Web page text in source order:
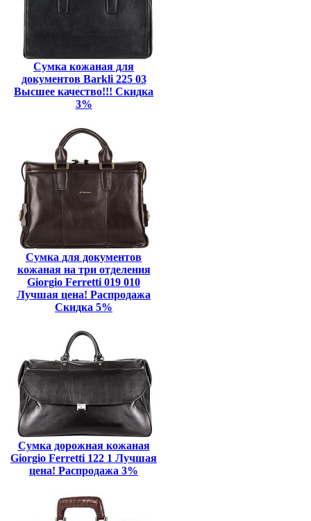
Сумка кожаная для
документов Barkli 225 03
Высшее качество!!! Скидка
3%
Сумка для документов
кожаная на три отделения
Giorgio Ferretti 019 010
Лучшая цена! Распродажа
Скидка 5%
Сумка дорожная кожаная
Giorgio Ferretti 122 1 Лучшая
цена! Распродажа 3%